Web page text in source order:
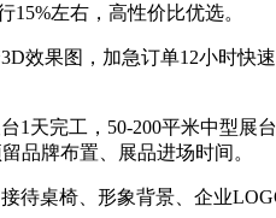
左右，高性价比优选。
效果图，加急订单12小时快
天完工，50-200平米中型展
品牌布置、展品进场时间。
待桌椅、形象背景、企业